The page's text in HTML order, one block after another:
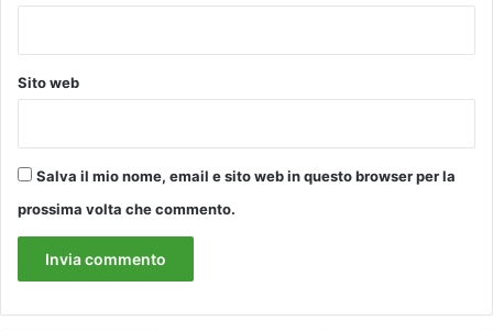
Sito web
Salva il mio nome, email e sito web in questo browser per la
prossima volta che commento.